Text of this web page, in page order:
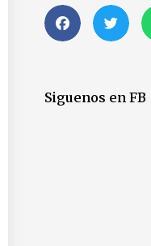
Siguenos en FB